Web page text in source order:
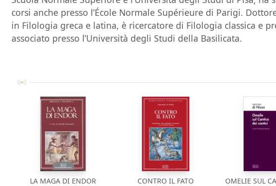
corsi anche presso l’École Normale Supérieure di Parigi.
in Filologia greca e latina, è ricercatore di Filologia classica e
associato presso l’Università degli Studi della Basilicata.
LA MAGA DI ENDOR CONTRO IL FATO
OMELIE SUL